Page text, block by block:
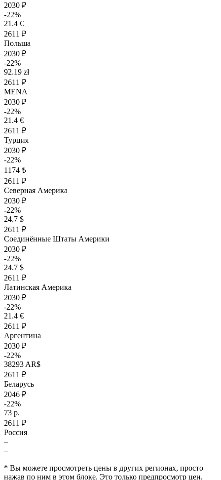
2030 ₽
-22%
21.4 €
2611 ₽
Польша
2030 ₽
-22%
92.19 zł
2611 ₽
MENA
2030 ₽
-22%
21.4 €
2611 ₽
Турция
2030 ₽
-22%
1174 ₺
2611 ₽
Северная Америка
2030 ₽
-22%
24.7 $
2611 ₽
Соединённые Штаты Америки
2030 ₽
-22%
24.7 $
2611 ₽
Латинская Америка
2030 ₽
-22%
21.4 €
2611 ₽
Аргентина
2030 ₽
-22%
38293 AR$
2611 ₽
Беларусь
2046 ₽
-22%
73 р.
2611 ₽
Россия
–
–
–
* Вы можете просмотреть цены в других регионах, просто
нажав по ним в этом блоке. Это только предпросмотр цен,
800